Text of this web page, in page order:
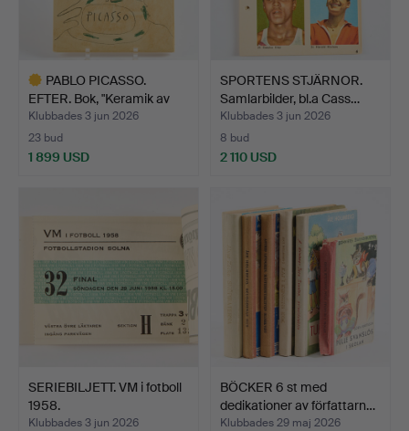
PABLO PICASSO.
EFTER. Bok, "Keramik av
Pic…
Klubbades 3 jun 2026
23 bud
1 899 USD
SPORTENS STJÄRNOR.
Samlarbilder, bl.a Cass…
Klubbades 3 jun 2026
8 bud
2 110 USD
SERIEBILJETT. VM i fotboll
1958.
Klubbades 3 jun 2026
BÖCKER 6 st med
dedikationer av författarn…
Klubbades 29 maj 2026